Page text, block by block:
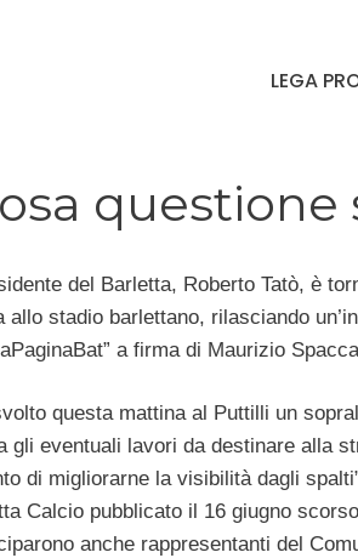
LEGA
questione
del Barletta, Roberto Tatò, è
allo stadio barlettano, rilasciando
a firma di Maurizio
questa mattina al Puttilli un
gli eventuali lavori da destinare alla
di migliorarne la visibilità dagli
Calcio pubblicato il 16 giugno
anche rappresentanti del